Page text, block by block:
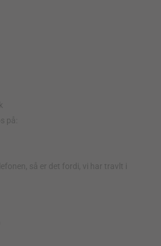
på:
så er det fordi, vi har travlt i